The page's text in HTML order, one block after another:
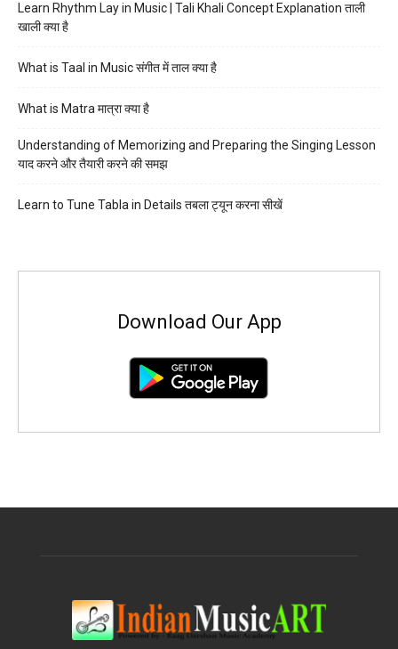
Learn Rhythm Lay in Music | Tali Khali Concept Explanation ताली
खाली क्या है
What is Taal in Music संगीत में ताल क्या है
What is Matra मात्रा क्या है
Understanding of Memorizing and Preparing the Singing Lesson
याद करने और तैयारी करने की समझ
Learn to Tune Tabla in Details तबला ट्यून करना सीखें
Download Our App